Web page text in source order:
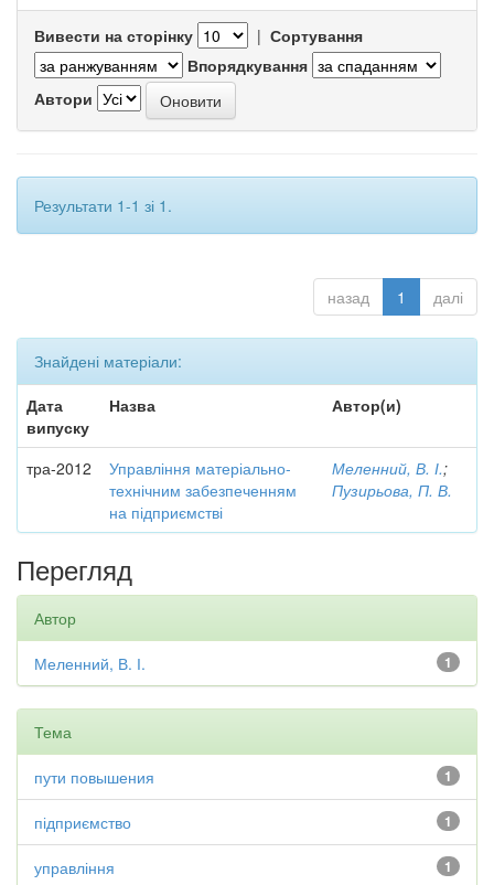
Вивести на сторінку | Сортування
Впорядкування
Автори
Результати 1-1 зі 1.
назад 1 далі
Знайдені матеріали:
Дата
випуску
Назва Автор(и)
тра-2012
Управління матеріально-
технічним забезпеченням
на підприємстві
Меленний, В. І.;
Пузирьова, П. В.
Перегляд
Автор
1
Меленний, В. І.
Тема
1
пути повышения
1
підприємство
1
управління